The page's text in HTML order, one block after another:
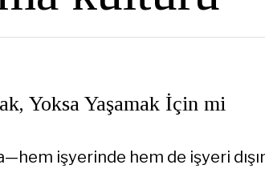
Yoksa Yaşamak İçin mi
işyerinde hem de işyeri